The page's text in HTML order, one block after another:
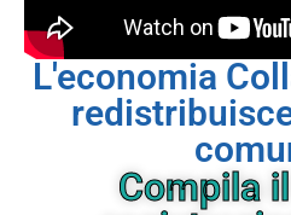
L'economia
Compila